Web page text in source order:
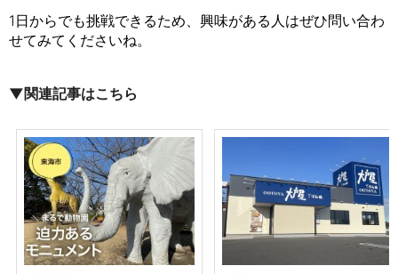
1日からでも挑戦できるため、興味がある人はぜひ問い合わ
せてみてくださいね。
▼関連記事はこちら